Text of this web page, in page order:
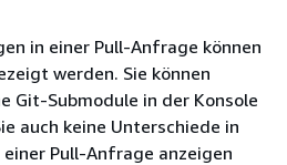
in einer Pull-Anfrage können
werden. Sie können
Git-Submodule in der Konsole
auch keine Unterschiede in
einer Pull-Anfrage anzeigen